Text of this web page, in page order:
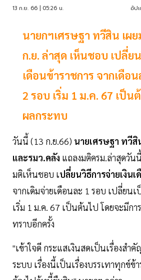
13 ก.ย. 66 | 05:26 น. อัป
นายกฯเศรษฐา ทวีสิน เผ
ก.ย. ล่าสุด เห็นชอบ เปลี่ย
เดือนข้าราชการ จากเดือ
2 รอบ เริ่ม 1 ม.ค. 67 เป็น
ผลกระทบ
วันนี้ (13 ก.ย.66) นายเศรษฐา ทวี
และรมว.คลัง แถลงมติครม.ล่าสุดวัน
มติเห็นชอบ เปลี่ยนวิธีการจ่ายเงิน
จากเดิมจ่ายเดือนละ 1 รอบ เปลี่ยนเ
เริ่ม 1 ม.ค. 67 เป็นต้นไป โดยจะมีกา
ทราบอีกครั้ง
"เข้าใจดี กระแสเงินสดเป็นเรื่องสำ
ระบบ เรื่องนี้เป็นเรื่องบรรเทาทุกข์ข้